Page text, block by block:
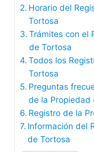
Horario del
Tortosa
Trámites con el
de Tortosa
Todos los
Tortosa
Preguntas
de la Propiedad
Registro de la
Información del
de Tortosa